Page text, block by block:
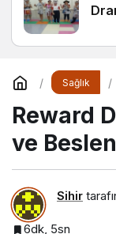
Sağlık
Reward
ve
Sihir
6dk, 5sn